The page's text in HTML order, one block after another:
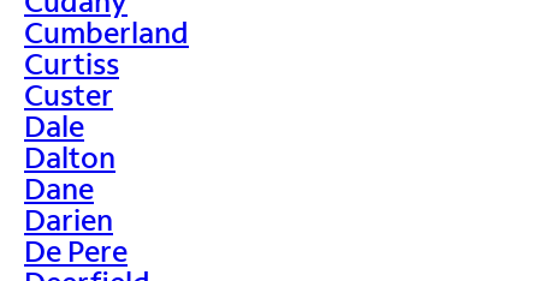
Cumberland
Curtiss
Custer
Dale
Dalton
Dane
Darien
De Pere